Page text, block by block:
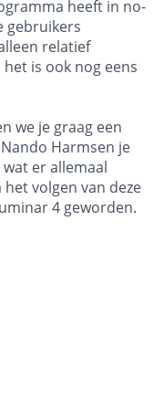
heeft in no-
gebruikers
relatief
is ook nog eens
we je graag een
Harmsen je
er allemaal
volgen van deze
4 geworden.